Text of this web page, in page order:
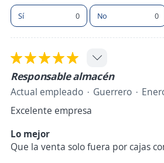
Sí 0 No 0
Responsable almacén
Actual empleado Guerrero
Excelente empresa
Lo mejor
Que la venta solo fuera por cajas